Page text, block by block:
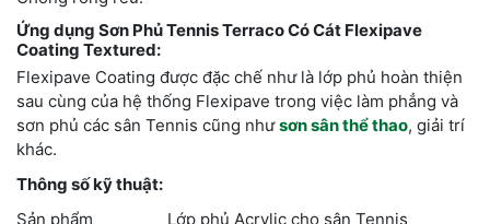
Ứng dụng Sơn Phủ Tennis Terraco Có Cát Flexipave
Coating Textured:
Flexipave Coating được đặc chế như là lớp phủ hoàn thiện
sau cùng của hệ thống Flexipave trong việc làm phẳng và
sơn phủ các sân Tennis cũng nhưsơn sân thể thao, giải trí
khác.
Thông số kỹ thuật:
Sản phẩm Lớp phủ Acrylic cho sân Tennis